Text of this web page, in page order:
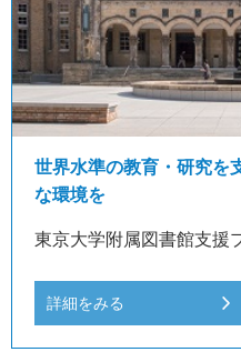
世界水準の教育・研究を
な環境を
東京大学附属図書館支援
詳細をみる